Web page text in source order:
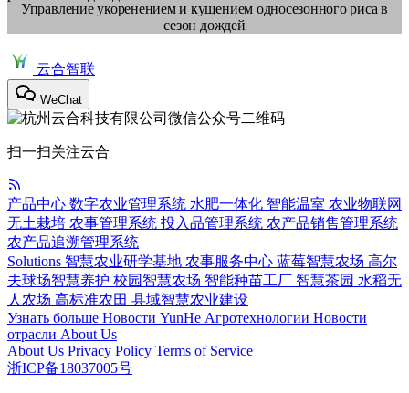
Управление укоренением и кущением односезонного риса в
сезон дождей
云合智联
WeChat
扫一扫关注云合
产品中心 数字农业管理系统 水肥一体化 智能温室 农业物联网
无土栽培 农事管理系统 投入品管理系统 农产品销售管理系统
农产品追溯管理系统
Solutions 智慧农业研学基地 农事服务中心 蓝莓智慧农场 高尔
夫球场智慧养护 校园智慧农场 智能种苗工厂 智慧茶园 水稻无
人农场 高标准农田 县域智慧农业建设
Узнать больше Новости YunHe Агротехнологии Новости
отрасли About Us
About Us Privacy Policy Terms of Service
浙ICP备18037005号